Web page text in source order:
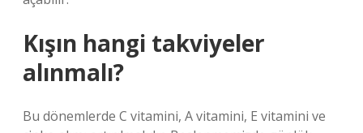
Kışın hangi takviyeler
alınmalı?
Bu dönemlerde C vitamini, A vitamini, E vitamini ve